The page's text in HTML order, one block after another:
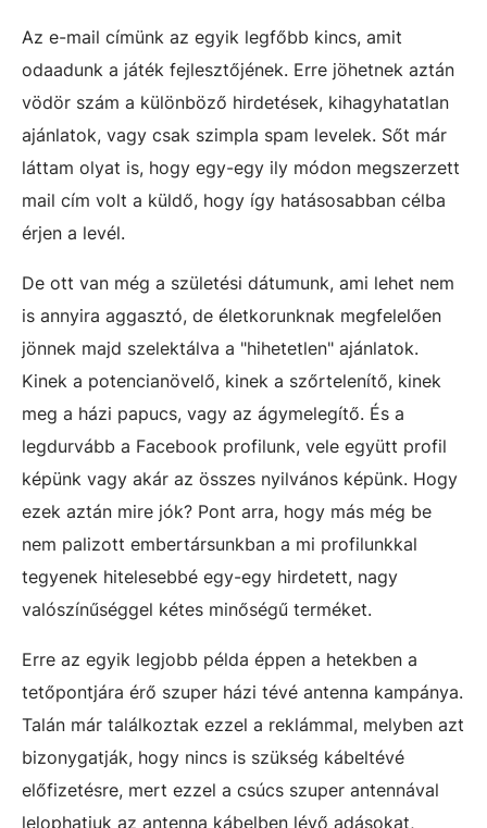
Az e-mail címünk az egyik legfőbb kincs, amit
odaadunk a játék fejlesztőjének. Erre jöhetnek aztán
vödör szám a különböző hirdetések, kihagyhatatlan
ajánlatok, vagy csak szimpla spam levelek. Sőt már
láttam olyat is, hogy egy-egy ily módon megszerzett
mail cím volt a küldő, hogy így hatásosabban célba
érjen a levél.
De ott van még a születési dátumunk, ami lehet nem
is annyira aggasztó, de életkorunknak megfelelően
jönnek majd szelektálva a "hihetetlen" ajánlatok.
Kinek a potencianövelő, kinek a szőrtelenítő, kinek
meg a házi papucs, vagy az ágymelegítő. És a
legdurvább a Facebook profilunk, vele együtt profil
képünk vagy akár az összes nyilvános képünk. Hogy
ezek aztán mire jók? Pont arra, hogy más még be
nem palizott embertársunkban a mi profilunkkal
tegyenek hitelesebbé egy-egy hirdetett, nagy
valószínűséggel kétes minőségű terméket.
Erre az egyik legjobb példa éppen a hetekben a
tetőpontjára érő szuper házi tévé antenna kampánya.
Talán már találkoztak ezzel a reklámmal, melyben azt
bizonygatják, hogy nincs is szükség kábeltévé
előfizetésre, mert ezzel a csúcs szuper antennával
lelophatjuk az antenna kábelben lévő adásokat,